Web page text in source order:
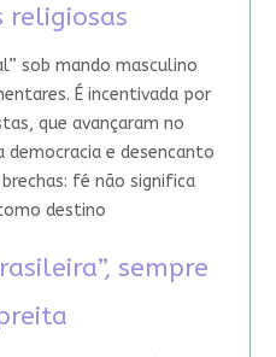
religiosas
sob mando masculino
É incentivada por
que avançaram no
democracia e desencanto
fé não significa
destino
sempre